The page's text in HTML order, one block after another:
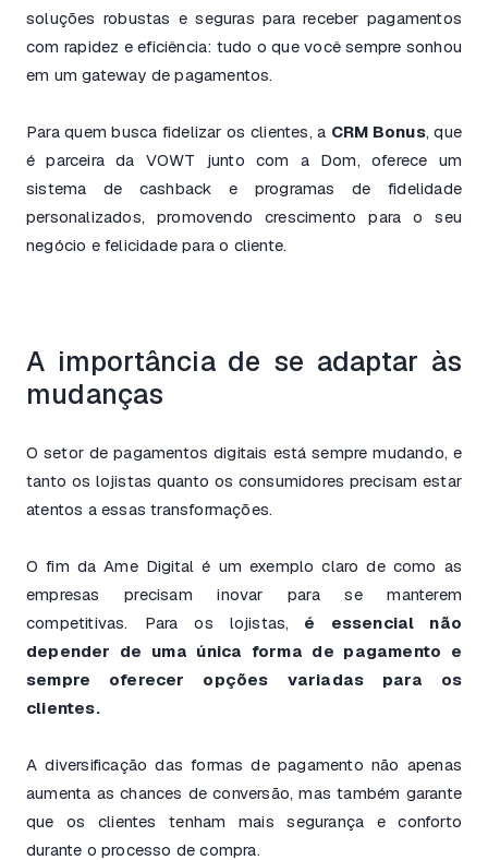
soluções robustas e seguras para receber pagamentos
com rapidez e eficiência: tudo o que você sempre sonhou
em um gateway de pagamentos.
Para quem busca fidelizar os clientes, a CRM Bonus, que
é parceira da VOWT junto com a Dom, oferece um
sistema de cashback e programas de fidelidade
personalizados, promovendo crescimento para o seu
negócio e felicidade para o cliente.
A importância de se adaptar às
mudanças
O setor de pagamentos digitais está sempre mudando, e
tanto os lojistas quanto os consumidores precisam estar
atentos a essas transformações.
O fim da Ame Digital é um exemplo claro de como as
empresas precisam inovar para se manterem
competitivas. Para os lojistas, é essencial não
depender de uma única forma de pagamento e
sempre oferecer opções variadas para os
clientes.
A diversificação das formas de pagamento não apenas
aumenta as chances de conversão, mas também garante
que os clientes tenham mais segurança e conforto
durante o processo de compra.